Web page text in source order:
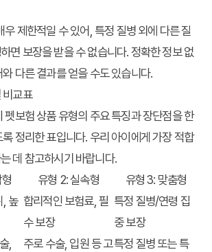
우 제한적일 수 있어, 특정 질병 외에 다른 질
면 보장을 받을 수 없습니다. 정확한 정보 없
다른 결과를 얻을 수도 있습니다.
비교표
펫보험 상품 유형의 주요 특징과 장단점을 한
정리한 표입니다. 우리 아이에게 가장 적합
데 참고하시기 바랍니다.
유형 2: 실속형
유형 3: 맞춤형
, 높 합리적인 보험료, 필
수 보장
특정 질병/연령 집
중 보장
,
주로 수술, 입원 등 고특정 질병 또는 특